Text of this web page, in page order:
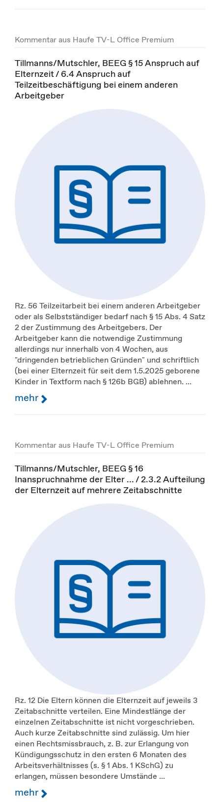
Kommentar aus Haufe TV-L Office Premium
Tillmanns/Mutschler, BEEG § 15 Anspruch auf
Elternzeit / 6.4 Anspruch auf
Teilzeitbeschäftigung bei einem anderen
Arbeitgeber
Rz. 56 Teilzeitarbeit bei einem anderen Arbeitgeber
oder als Selbstständiger bedarf nach § 15 Abs. 4 Satz
2 der Zustimmung des Arbeitgebers. Der
Arbeitgeber kann die notwendige Zustimmung
allerdings nur innerhalb von 4 Wochen, aus
"dringenden betrieblichen Gründen" und schriftlich
(bei einer Elternzeit für seit dem 1.5.2025 geborene
Kinder in Textform nach § 126b BGB) ablehnen. ...
mehr
Kommentar aus Haufe TV-L Office Premium
Tillmanns/Mutschler, BEEG § 16
Inanspruchnahme der Elter ... / 2.3.2 Aufteilung
der Elternzeit auf mehrere Zeitabschnitte
Rz. 12 Die Eltern können die Elternzeit auf jeweils 3
Zeitabschnitte verteilen. Eine Mindestlänge der
einzelnen Zeitabschnitte ist nicht vorgeschrieben.
Auch kurze Zeitabschnitte sind zulässig. Um hier
einen Rechtsmissbrauch, z. B. zur Erlangung von
Kündigungsschutz in den ersten 6 Monaten des
Arbeitsverhältnisses (s. § 1 Abs. 1 KSchG) zu
erlangen, müssen besondere Umstände ...
mehr